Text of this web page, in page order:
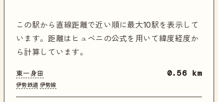
この駅から直線距離で近い順に最大10駅を表示して
います。距離はヒュベニの公式を用いて緯度経度か
ら計算しています。
東一身田
伊勢鉄道 伊勢線
0.56 km